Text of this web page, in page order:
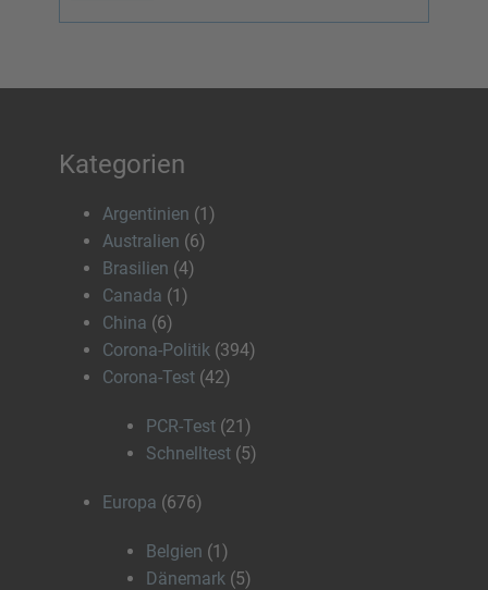
Kategorien
Argentinien (1)
Australien (6)
Brasilien (4)
Canada (1)
China (6)
Corona-Politik (394)
Corona-Test (42)
PCR-Test (21)
Schnelltest (5)
Europa (676)
Belgien (1)
Dänemark (5)